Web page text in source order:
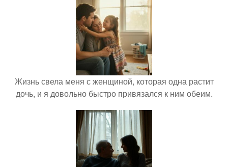
Жизнь свела меня с женщиной, которая одна растит
дочь, и я довольно быстро привязался к ним обеим.